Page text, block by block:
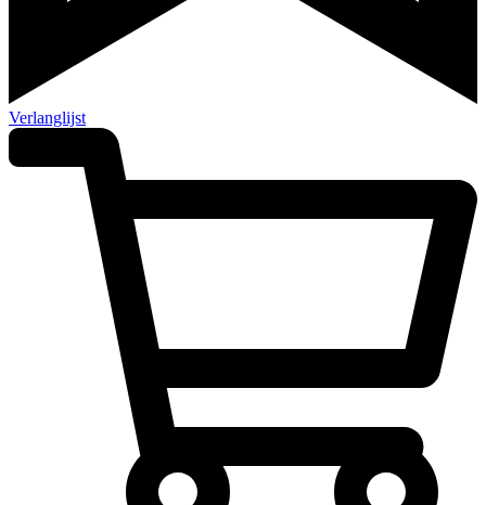
Verlanglijst